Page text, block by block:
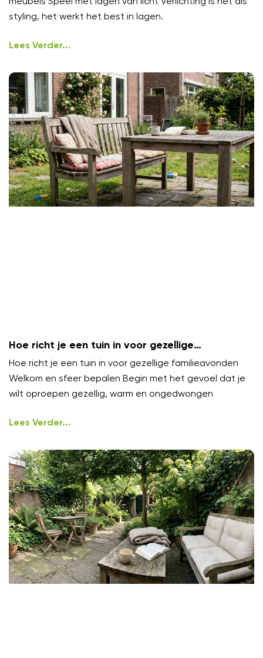
styling, het werkt het best in lagen.
Lees Verder...
Hoe richt je een tuin in voor gezellige
familieavonden?
Hoe richt je een tuin in voor gezellige familieavonden
Welkom en sfeer bepalen Begin met het gevoel dat je
wilt oproepen gezellig, warm en ongedwongen
Lees Verder...